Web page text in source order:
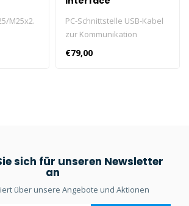
M25x2.
PC-Schnittstelle USB-Kabel
zur Kommunikation
zwischen Ihrem
Tauchcomputer und PC.
€79,00
sich für unseren Newsletter
an
über unsere Angebote und Aktionen